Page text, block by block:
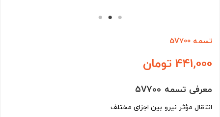
تسمه 5V700
441,000 تومان
معرفی تسمه 5V700
انتقال مؤثر نیرو بین اجزای مختلف